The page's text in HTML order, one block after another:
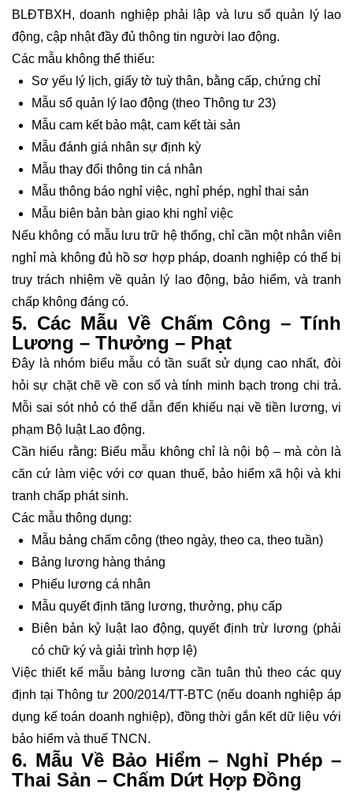
BLĐTBXH, doanh nghiệp phải lập và lưu sổ quản lý lao
động, cập nhật đầy đủ thông tin người lao động.
Các mẫu không thể thiếu:
Sơ yếu lý lịch, giấy tờ tuỳ thân, bằng cấp, chứng chỉ
Mẫu sổ quản lý lao động (theo Thông tư 23)
Mẫu cam kết bảo mật, cam kết tài sản
Mẫu đánh giá nhân sự định kỳ
Mẫu thay đổi thông tin cá nhân
Mẫu thông báo nghỉ việc, nghỉ phép, nghỉ thai sản
Mẫu biên bản bàn giao khi nghỉ việc
Nếu không có mẫu lưu trữ hệ thống, chỉ cần một nhân viên
nghỉ mà không đủ hồ sơ hợp pháp, doanh nghiệp có thể bị
truy trách nhiệm về quản lý lao động, bảo hiểm, và tranh
chấp không đáng có.
5. Các Mẫu Về Chấm Công – Tính
Lương – Thưởng – Phạt
Đây là nhóm biểu mẫu có tần suất sử dụng cao nhất, đòi
hỏi sự chặt chẽ về con số và tính minh bạch trong chi trả.
Mỗi sai sót nhỏ có thể dẫn đến khiếu nại về tiền lương, vi
phạm Bộ luật Lao động.
Cần hiểu rằng: Biểu mẫu không chỉ là nội bộ – mà còn là
căn cứ làm việc với cơ quan thuế, bảo hiểm xã hội và khi
tranh chấp phát sinh.
Các mẫu thông dụng:
Mẫu bảng chấm công (theo ngày, theo ca, theo tuần)
Bảng lương hàng tháng
Phiếu lương cá nhân
Mẫu quyết định tăng lương, thưởng, phụ cấp
Biên bản kỷ luật lao động, quyết định trừ lương (phải
có chữ ký và giải trình hợp lệ)
Việc thiết kế mẫu bảng lương cần tuân thủ theo các quy
định tại Thông tư 200/2014/TT-BTC (nếu doanh nghiệp áp
dụng kế toán doanh nghiệp), đồng thời gắn kết dữ liệu với
bảo hiểm và thuế TNCN.
6. Mẫu Về Bảo Hiểm – Nghỉ Phép –
Thai Sản – Chấm Dứt Hợp Đồng